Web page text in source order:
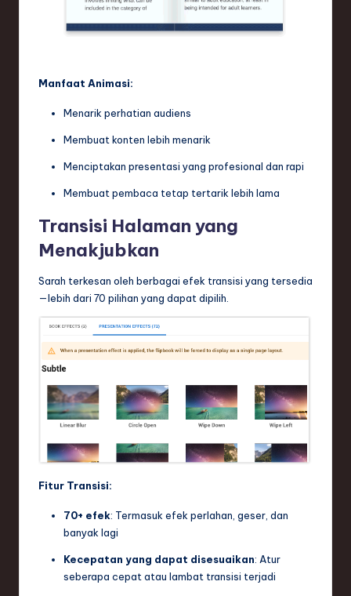
Manfaat Animasi:
Menarik perhatian audiens
Membuat konten lebih menarik
Menciptakan presentasi yang profesional dan rapi
Membuat pembaca tetap tertarik lebih lama
Transisi Halaman yang
Menakjubkan
Sarah terkesan oleh berbagai efek transisi yang tersedia
—lebih dari 70 pilihan yang dapat dipilih.
Fitur Transisi:
70+ efek: Termasuk efek perlahan, geser, dan
banyak lagi
Kecepatan yang dapat disesuaikan: Atur
seberapa cepat atau lambat transisi terjadi